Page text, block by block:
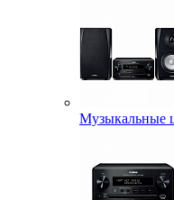
Музыкальные